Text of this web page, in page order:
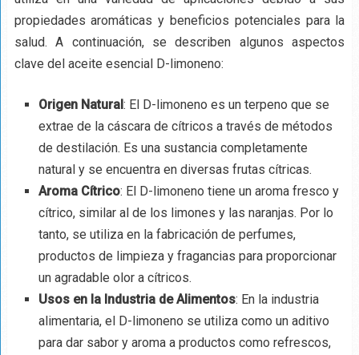
propiedades aromáticas y beneficios potenciales para la
salud. A continuación, se describen algunos aspectos
clave del aceite esencial D-limoneno:
Origen Natural: El D-limoneno es un terpeno que se
extrae de la cáscara de cítricos a través de métodos
de destilación. Es una sustancia completamente
natural y se encuentra en diversas frutas cítricas.
Aroma Cítrico: El D-limoneno tiene un aroma fresco y
cítrico, similar al de los limones y las naranjas. Por lo
tanto, se utiliza en la fabricación de perfumes,
productos de limpieza y fragancias para proporcionar
un agradable olor a cítricos.
Usos en la Industria de Alimentos: En la industria
alimentaria, el D-limoneno se utiliza como un aditivo
para dar sabor y aroma a productos como refrescos,